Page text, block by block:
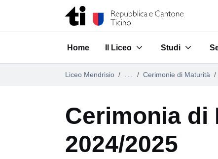
Vai al contenuto della pagina
Home Il Liceo
Submenu for "Il Liceo"
Studi
Submenu for
Liceo Mendrisio Cerimonie di Maturità
Cerimonia di
2024/2025